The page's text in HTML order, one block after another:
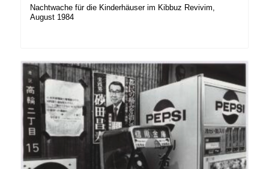
Nachtwache für die Kinderhäuser im Kibbuz Revivim,
August 1984